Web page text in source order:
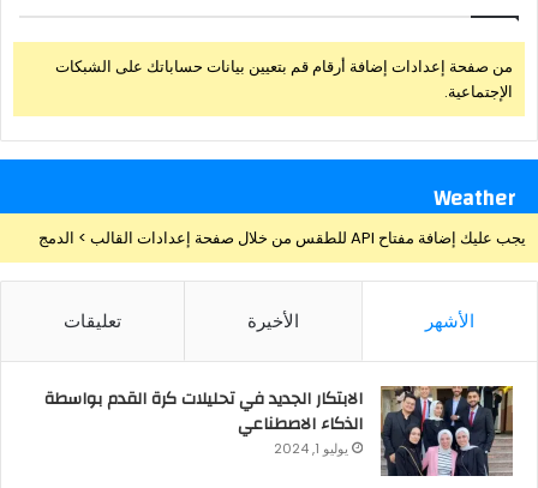
من صفحة إعدادات إضافة أرقام قم بتعيين بيانات حساباتك على الشبكات
الإجتماعية.
Weather
يجب عليك إضافة مفتاح API للطقس من خلال صفحة إعدادات القالب > الدمج
الأشهر الأخيرة تعليقات
الابتكار الجديد في تحليلات كرة القدم بواسطة
الذكاء الاصطناعي
يوليو 1, 2024